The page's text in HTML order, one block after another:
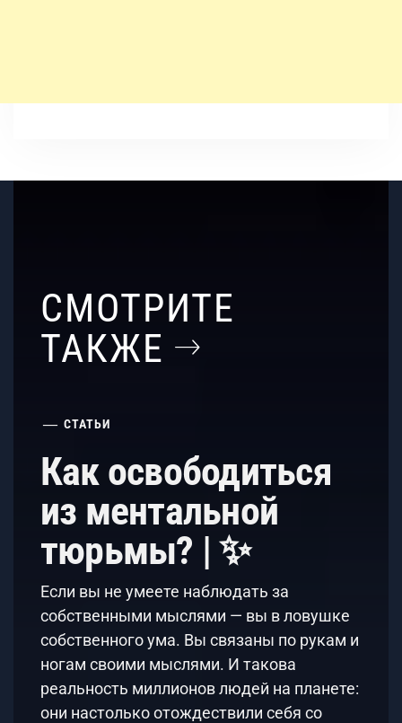
СМОТРИТЕ
ТАКЖЕ
СТАТЬИ
Как освободиться
из ментальной
тюрьмы? | ✨
Если вы не умеете наблюдать за
собственными мыслями — вы в ловушке
собственного ума. Вы связаны по рукам и
ногам своими мыслями. И такова
реальность миллионов людей на планете:
они настолько отождествили себя со